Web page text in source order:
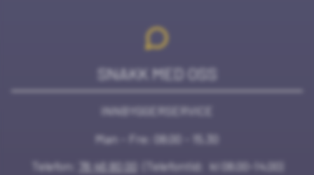
SNAKK MED OSS
INNBYGGERSERVICE
Man - Fre: 08.00 - 15.30
Telefon:
78 46 80 00
(Telefontid: kl 08.00-14.00)